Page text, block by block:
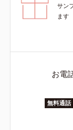
サン
ます
お電
無料通話